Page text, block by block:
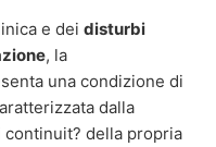
e dei disturbi
, la
una condizione di
dalla
della propria